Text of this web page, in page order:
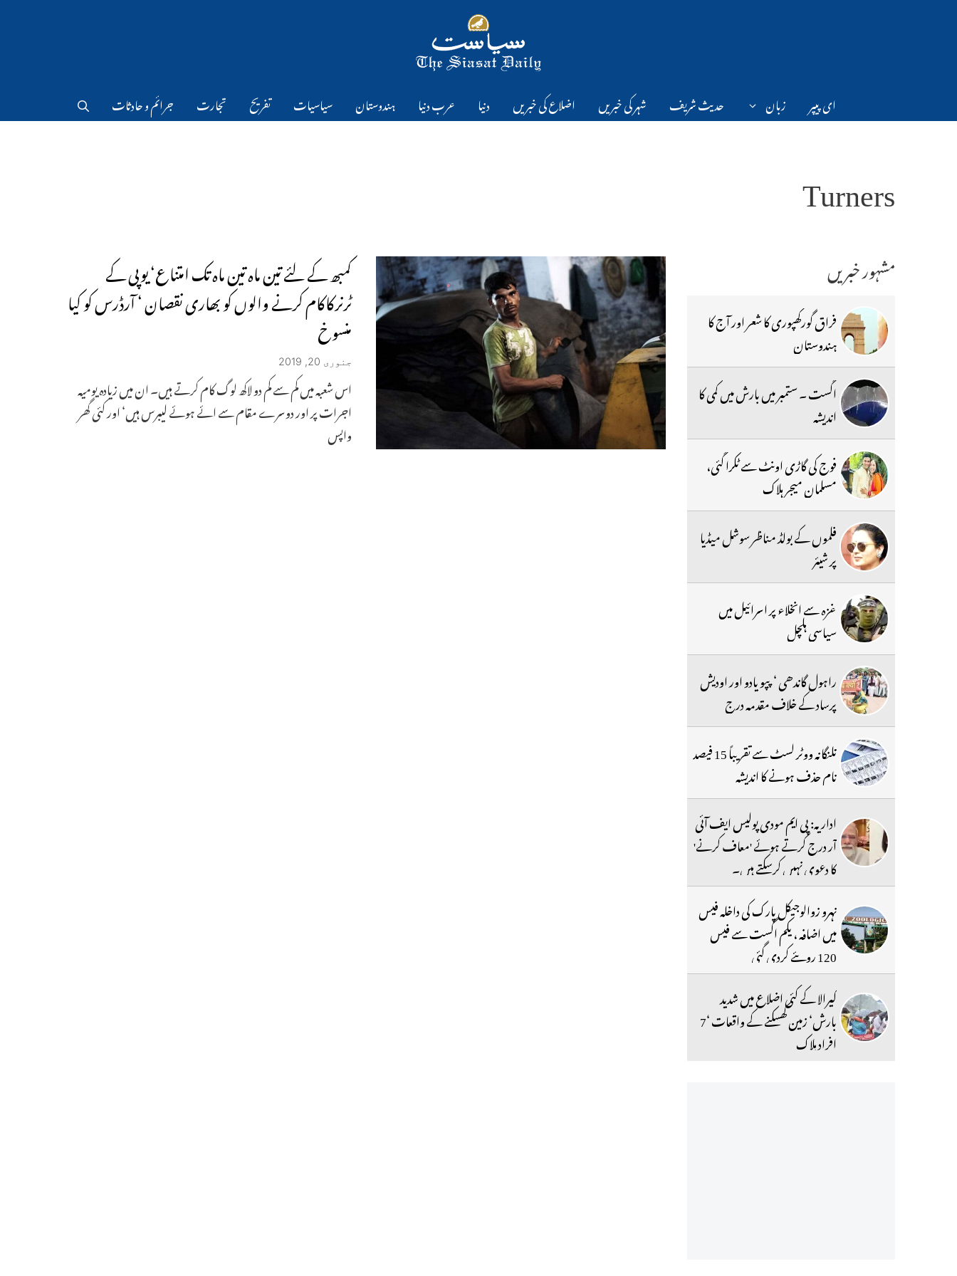
ای پیپر زبان حدیث شریف شہر کی خبریں اضلاع کی خبریں دنیا عرب دنیا ہندوستان سیاسیات تفریح تجارت جرائم و حادثات
Turners
کمبھ کے لئے تین ماہ تین ماہ تک امتناع‘ یوپی کے
ٹرنرکاکام کرنے والوں کو بھاری نقصان ‘ آرڈرس کو کیا
منسوخ
جنوری 20, 2019
اس شعبہ میں کم سے کم دو لاکھ لوگ کام کرتے ہیں۔ ان میں زیادہ یومیہ
اجرات پر اور دوسرے مقام سے ائے ہوئے لیبرس ہیں‘ اور کئی گھر
واپس
مشہور خبریں
فراق گورکھپوری کا شعر اور آج کا
ہندوستان
اگست ۔ ستمبر میں بارش میں کمی کا
اندیشہ
فوج کی گاڑی اونٹ سے ٹکرا گئی،
مسلمان میجر ہلاک
فلموں کے بولڈ مناظر سوشل میڈیا
پر شیئر
غزہ سے انخلاء پر اسرائیل میں
سیاسی ہلچل
راہول گاندھی ‘ پپو یادو اور اودیش
پرساد کے خلاف مقدمہ درج
تلنگانہ ووٹر لسٹ سے تقریباً 15 فیصد
نام حذف ہونے کا اندیشہ
اداریہ: پی ایم مودی پولیس ایف آئی
آر درج کرتے ہوئے 'معاف کرنے'
کا دعوی نہیں کرسکتے ہیں۔
نہرو زوالوجیکل پارک کی داخلہ فیس
میں اضافہ ، یکم اگست سے فیس
120 روپئے کردی گئی
کیرالا کے کئی اضلاع میں شدید
بارش‘ زمین کھسکنے کے واقعات ‘7
افراد ہلاک